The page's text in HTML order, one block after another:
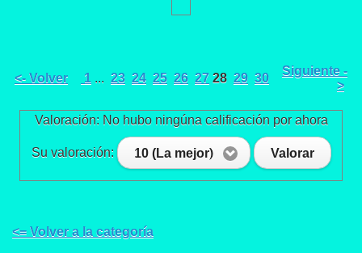
<- Volver 1 ... 23 24 25 26 27 28 29 30
Siguiente -
>
Valoración: No hubo ningúna calificación por ahora
Su valoración: 10 (La mejor) Valorar
<= Volver a la categoría